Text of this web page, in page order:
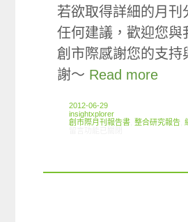
若欲取得詳細的月刊
任何建議，歡迎您與
創市際感謝您的支持
謝～ Read more
2012-06-29
insightxplorer
創市際月刊報告書 ,整合研究報告 ,